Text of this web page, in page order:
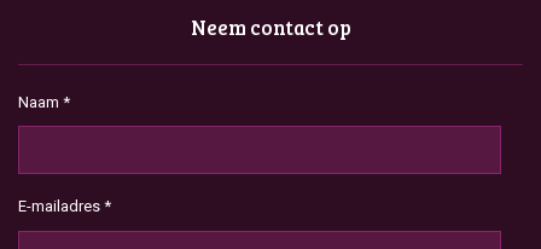
Neem contact op
Naam *
E-mailadres *